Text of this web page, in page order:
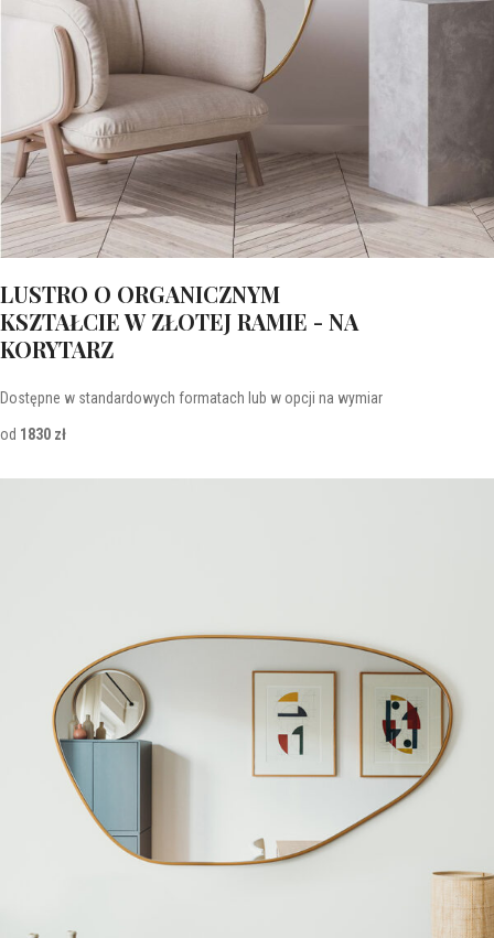
LUSTRO O ORGANICZNYM
KSZTAŁCIE W ZŁOTEJ RAMIE - NA
KORYTARZ
Dostępne w standardowych formatach lub w opcji na wymiar
od 1830 zł